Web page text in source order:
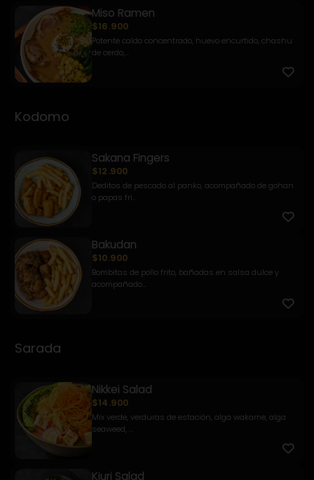
Miso Ramen
$16.900
Potente caldo concentrado, huevo encurtido, chashu
de cerdo,...
Kodomo
Sakana Fingers
$12.900
Deditos de pescado al panko, acompañado de gohan
o papas fri...
Bakudan
$10.900
Bombitas de pollo frito, bañadas en salsa dulce y
acompañado...
Sarada
Nikkei Salad
$14.900
Mix verde, verduras de estación, alga wakame, alga
seaweed, ...
Kiuri Salad